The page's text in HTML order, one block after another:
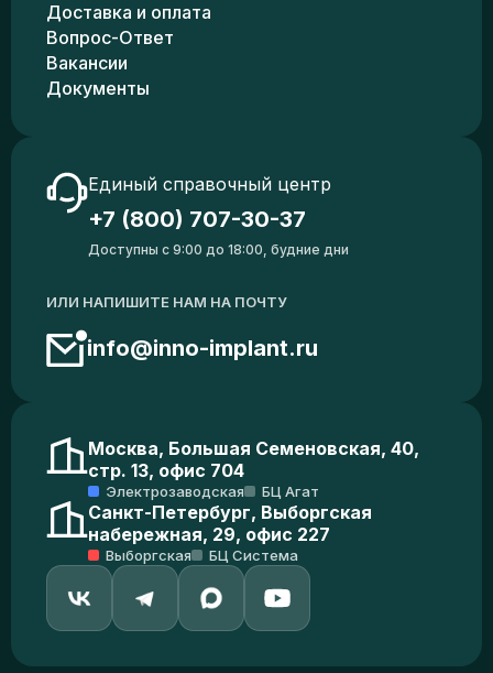
Доставка и оплата
Вопрос-Ответ
Вакансии
Документы
Единый справочный центр
+7 (800) 707-30-37
Доступны с 9:00 до 18:00, будние дни
ИЛИ НАПИШИТЕ НАМ НА ПОЧТУ
info@inno-implant.ru
Москва, Большая Семеновская, 40,
стр. 13, офис 704
Электрозаводская БЦ Агат
Санкт-Петербург, Выборгская
набережная, 29, офис 227
Выборгская БЦ Система